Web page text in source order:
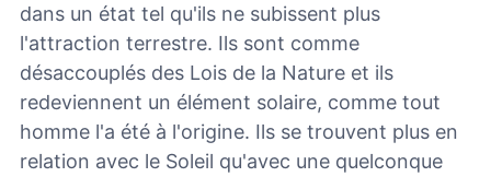
dans un état tel qu'ils ne subissent plus
l'attraction terrestre. Ils sont comme
désaccouplés des Lois de la Nature et ils
redeviennent un élément solaire, comme tout
homme l'a été à l'origine. Ils se trouvent plus en
relation avec le Soleil qu'avec une quelconque